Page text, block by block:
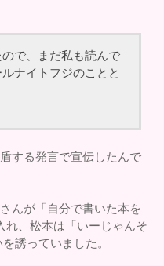
ので、まだ私も読んで
ナイトフジのことと
する発言で宣伝したんで
んが「自分で書いた本を
れ、松本は「いーじゃんそ
誘っていました。